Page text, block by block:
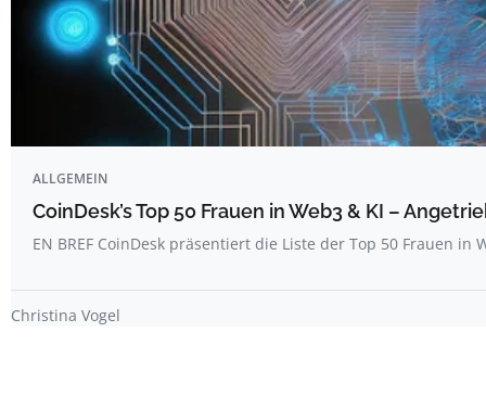
ALLGEMEIN
CoinDesk’s Top 50 Frauen in Web3 & KI –
EN BREF CoinDesk präsentiert die Liste der Top 50 Frauen in
Christina Vogel